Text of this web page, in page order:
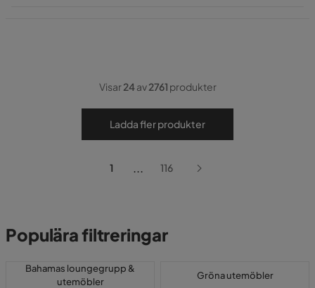
Visar24av2761 produkter
Ladda fler produkter
1 ... 116
Populära filtreringar
Bahamas loungegrupp &
utemöbler
Gröna utemöbler